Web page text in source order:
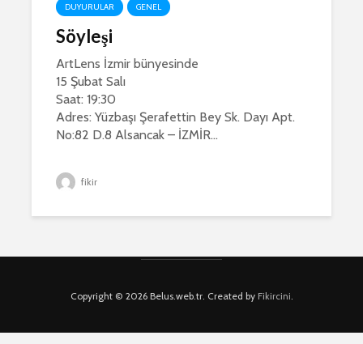
DUYURULAR GENEL
Söyleşi
ArtLens İzmir bünyesinde
15 Şubat Salı
Saat: 19:30
Adres: Yüzbaşı Şerafettin Bey Sk. Dayı Apt.
No:82 D.8 Alsancak – İZMİR...
fikir
Copyright © 2026 Belus.web.tr. Created by Fikircini.